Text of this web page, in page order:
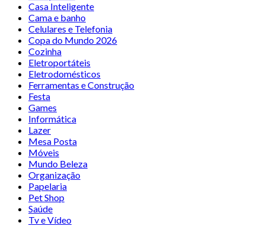
Casa Inteligente
Cama e banho
Celulares e Telefonia
Copa do Mundo 2026
Cozinha
Eletroportáteis
Eletrodomésticos
Ferramentas e Construção
Festa
Games
Informática
Lazer
Mesa Posta
Móveis
Mundo Beleza
Organização
Papelaria
Pet Shop
Saúde
Tv e Vídeo